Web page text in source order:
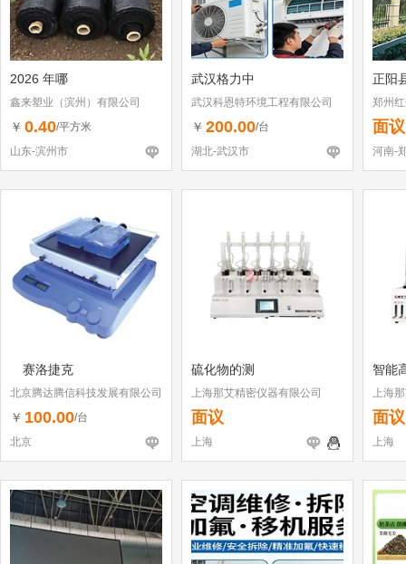
2026 年哪
鑫来塑业（滨州）有限公司
￥ 0.40/平方米
山东-滨州市
武汉格力中
武汉科恩特环境工程有限公司
￥ 200.00/台
湖北-武汉市
正阳
郑州
面议
河南-
赛洛捷克
北京腾达腾信科技发展有限公司
￥ 100.00/台
北京
硫化物的测
上海那艾精密仪器有限公司
面议
上海
智能
上海
面议
上海